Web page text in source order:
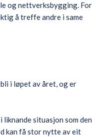
og nettverksbygging. For
å treffe andre i same
i løpet av året, og er
situasjon som den
kan få stor nytte av eit